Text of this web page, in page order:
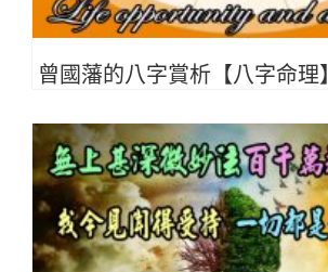
曾國藩的八字賞析【八字命理】